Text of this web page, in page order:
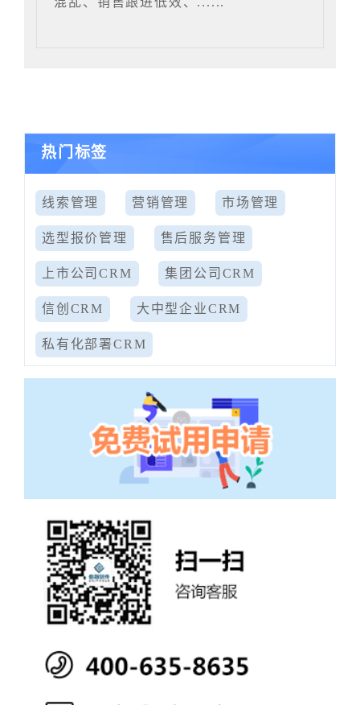
热门标签
线索管理 营销管理 市场管理
选型报价管理 售后服务管理
上市公司CRM 集团公司CRM
信创CRM 大中型企业CRM
私有化部署CRM